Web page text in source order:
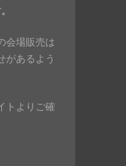
会場販売は
があるよう
トよりご確